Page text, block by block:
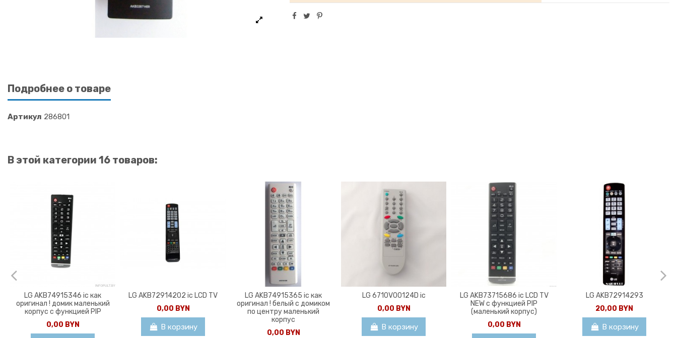
Подробнее о товаре
Артикул 286801
В этой категории 16 товаров:
LG AKB74915346 ic как
оригинал ! домик маленький
корпус с функцией PIP
0,00 BYN
LG AKB72914202 ic LCD TV
0,00 BYN
В корзину
LG AKB74915365 ic как
оригинал ! белый с домиком
по центру маленький
корпус
0,00 BYN
LG 6710V00124D ic
0,00 BYN
В корзину
LG AKB73715686 ic LCD TV
NEW с функцией PIP
(маленький корпус)
0,00 BYN
LG AKB72914293
20,00 BYN
В корзину